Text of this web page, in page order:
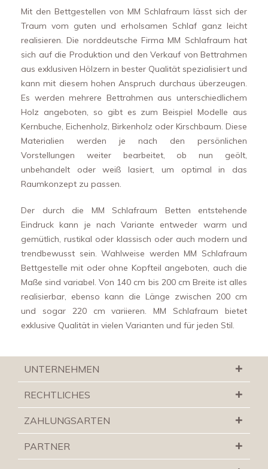
Mit den Bettgestellen von MM Schlafraum lässt sich der
Traum vom guten und erholsamen Schlaf ganz leicht
realisieren. Die norddeutsche Firma MM Schlafraum hat
sich auf die Produktion und den Verkauf von Bettrahmen
aus exklusiven Hölzern in bester Qualität spezialisiert und
kann mit diesem hohen Anspruch durchaus überzeugen.
Es werden mehrere Bettrahmen aus unterschiedlichem
Holz angeboten, so gibt es zum Beispiel Modelle aus
Kernbuche, Eichenholz, Birkenholz oder Kirschbaum. Diese
Materialien werden je nach den persönlichen
Vorstellungen weiter bearbeitet, ob nun geölt,
unbehandelt oder weiß lasiert, um optimal in das
Raumkonzept zu passen.
Der durch die MM Schlafraum Betten entstehende
Eindruck kann je nach Variante entweder warm und
gemütlich, rustikal oder klassisch oder auch modern und
trendbewusst sein. Wahlweise werden MM Schlafraum
Bettgestelle mit oder ohne Kopfteil angeboten, auch die
Maße sind variabel. Von 140 cm bis 200 cm Breite ist alles
realisierbar, ebenso kann die Länge zwischen 200 cm
und sogar 220 cm variieren. MM Schlafraum bietet
exklusive Qualität in vielen Varianten und für jeden Stil.
UNTERNEHMEN
RECHTLICHES
ZAHLUNGSARTEN
PARTNER